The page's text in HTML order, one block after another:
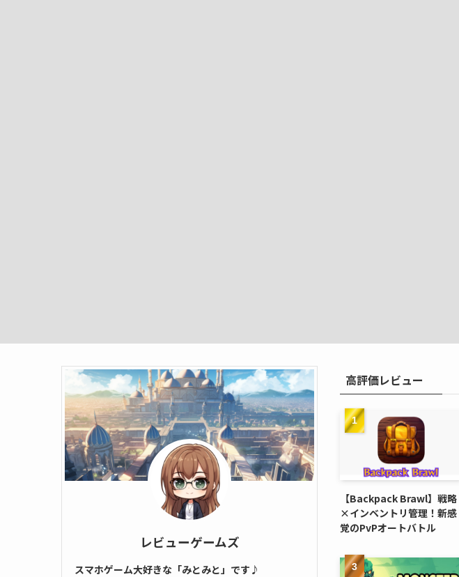
レビューゲームズ
スマホゲーム大好きな「みとみと」です♪
高評価レビュー
【Backpack Brawl】戦略
×インベントリ管理！新感
覚のPvPオートバトル